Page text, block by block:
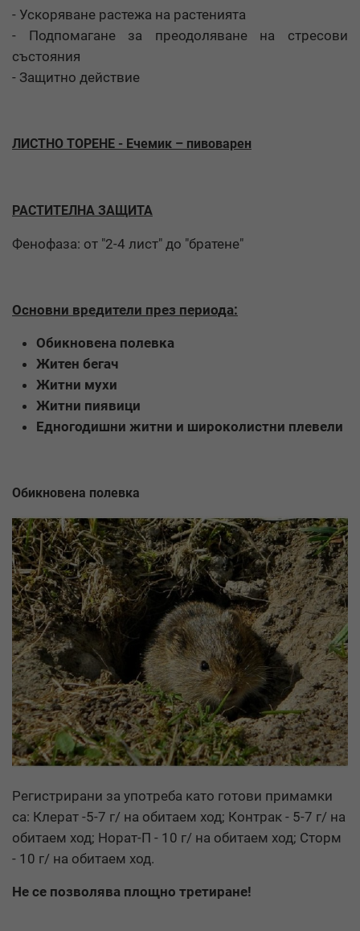
- Ускоряване растежа на растенията
- Подпомагане за преодоляване на стресови
състояния
- Защитно действие
ЛИСТНО ТОРЕНЕ - Ечемик – пивоварен
РАСТИТЕЛНА ЗАЩИТА
Фенофаза: от "2-4 лист" до "братене"
Основни вредители през периода:
Обикновена полевка
Житен бегач
Житни мухи
Житни пиявици
Едногодишни житни и широколистни плевели
Обикновена полевка
Регистрирани за употреба като готови примамки
са: Клерат -5-7 г/ на обитаем ход; Контрак - 5-7 г/ на
обитаем ход; Норат-П - 10 г/ на обитаем ход; Сторм
- 10 г/ на обитаем ход.
Не се позволява площно третиране!